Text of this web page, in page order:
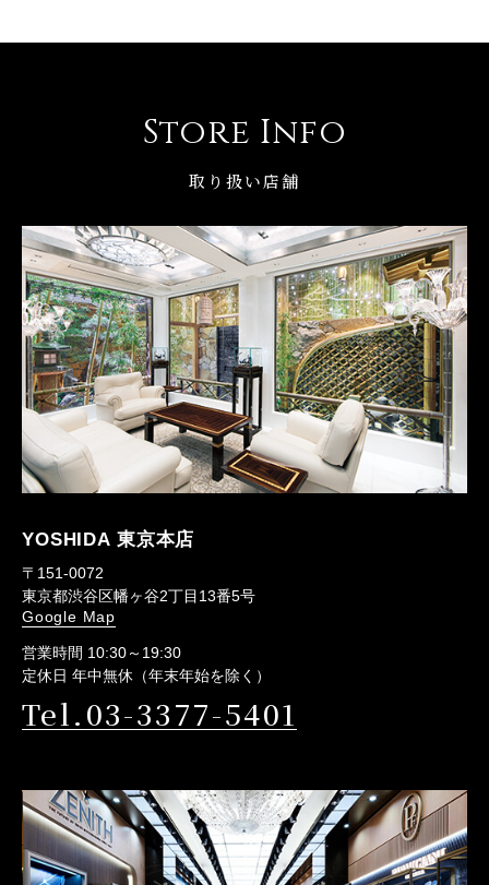
Store Info
取り扱い店舗
YOSHIDA 東京本店
〒151-0072
東京都渋谷区幡ヶ谷2丁目13番5号
Google Map
営業時間 10:30～19:30
定休日 年中無休（年末年始を除く）
Tel.03-3377-5401